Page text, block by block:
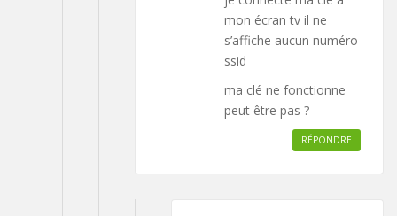
mon écran tv il ne
s’affiche aucun numéro
ssid
ma clé ne fonctionne
peut être pas ?
RÉPONDRE